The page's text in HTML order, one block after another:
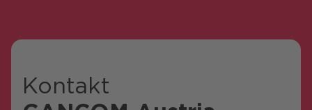
Kontakt